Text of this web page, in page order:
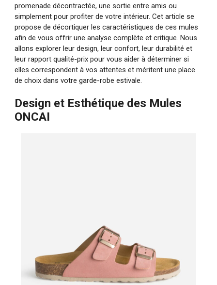
promenade décontractée, une sortie entre amis ou
simplement pour profiter de votre intérieur. Cet article se
propose de décortiquer les caractéristiques de ces mules
afin de vous offrir une analyse complète et critique. Nous
allons explorer leur design, leur confort, leur durabilité et
leur rapport qualité-prix pour vous aider à déterminer si
elles correspondent à vos attentes et méritent une place
de choix dans votre garde-robe estivale.
Design et Esthétique des Mules
ONCAI